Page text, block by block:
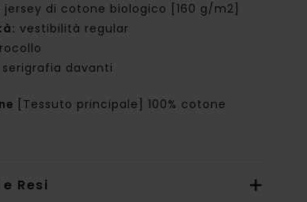
jersey di cotone biologico [160 g/m2]
vestibilità regular
serigrafia davanti
[Tessuto principale] 100% cotone
Resi